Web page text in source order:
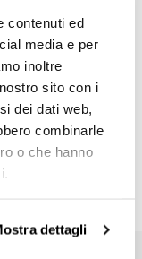
contenuti ed
media e per
inoltre
sito con i
dei dati web,
combinarle
o che hanno
dettagli